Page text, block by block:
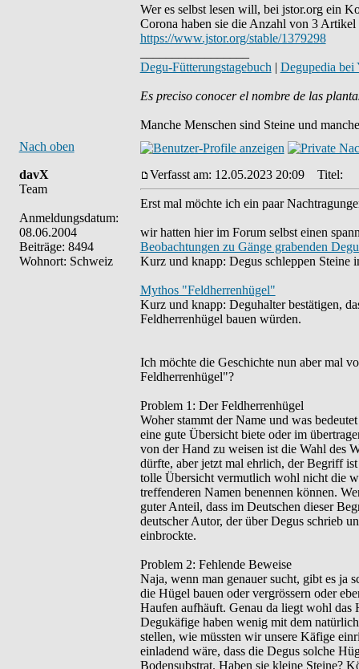
Wer es selbst lesen will, bei jstor.org ein
Corona haben sie die Anzahl von 3 Artikel
https://www.jstor.org/stable/1379298
Degu-Fütterungstagebuch | Degupedia bei
Es preciso conocer el nombre de las
Manche Menschen sind Steine und
Nach oben
davX
Team
Anmeldungsdatum:
08.06.2004
Beiträge: 8494
Wohnort: Schweiz
Verfasst am: 12.05.2023 20:09 Titel:
Erst mal möchte ich ein paar
wir hatten hier im Forum selbst einen
Beobachtungen zu Gänge grabenden
Kurz und knapp: Degus schleppen Steine
Mythos "Feldherrenhügel"
Kurz und knapp: Deguhalter bestätigen,
Feldherrenhügel bauen würden.
Ich möchte die Geschichte nun aber mal
Feldherrenhügel"?
Problem 1: Der Feldherrenhügel
Woher stammt der Name und was
eine gute Übersicht biete oder im
von der Hand zu weisen ist die Wahl des
dürfte, aber jetzt mal ehrlich, der Begriff
tolle Übersicht vermutlich wohl nicht die
treffenderen Namen benennen können.
guter Anteil, dass im Deutschen dieser
deutscher Autor, der über Degus schrieb
einbrockte.
Problem 2: Fehlende Beweise
Naja, wenn man genauer sucht, gibt es ja
die Hügel bauen oder vergrössern oder
Haufen aufhäuft. Genau da liegt wohl das
Degukäfige haben wenig mit dem
stellen, wie müssten wir unsere Käfige
einladend wäre, dass die Degus solche
Bodensubstrat. Haben sie kleine Steine?